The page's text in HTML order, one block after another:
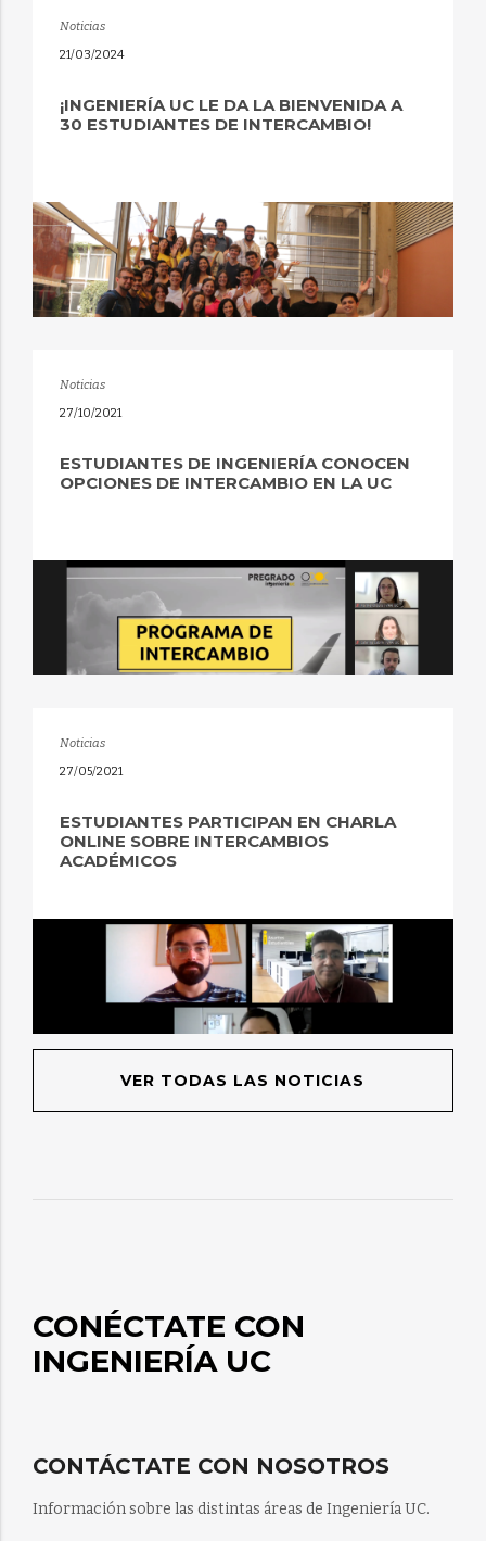
Noticias
21/03/2024
¡INGENIERÍA UC LE DA LA BIENVENIDA A
30 ESTUDIANTES DE INTERCAMBIO!
Noticias
27/10/2021
ESTUDIANTES DE INGENIERÍA CONOCEN
OPCIONES DE INTERCAMBIO EN LA UC
Noticias
27/05/2021
ESTUDIANTES PARTICIPAN EN CHARLA
ONLINE SOBRE INTERCAMBIOS
ACADÉMICOS
VER TODAS LAS NOTICIAS
CONÉCTATE CON
INGENIERÍA UC
CONTÁCTATE CON NOSOTROS
Información sobre las distintas áreas de Ingeniería UC.